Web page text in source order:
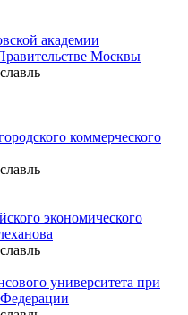
академии
Москвы
коммерческого
экономического
университета при